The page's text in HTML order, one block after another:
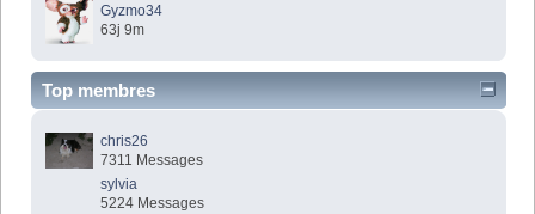
Gyzmo34
63j 9m
Top membres
chris26
7311 Messages
sylvia
5224 Messages